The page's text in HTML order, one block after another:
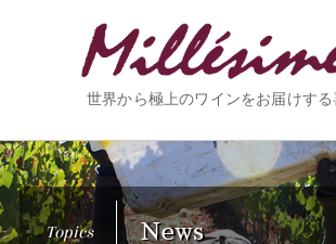
世界から極上のワインをお届けする
Topics News